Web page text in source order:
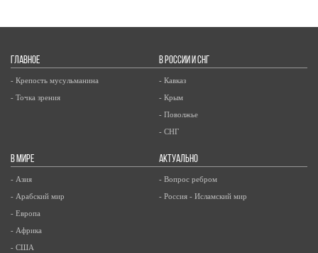
ГЛАВНОЕ
- Крепость мусульманина
- Точка зрения
В РОССИИ И СНГ
- Кавказ
- Крым
- Поволжье
- СНГ
В МИРЕ
- Азия
- Арабский мир
- Европа
- Африка
- США
АКТУАЛЬНО
- Вопрос ребром
- Россия - Исламский мир